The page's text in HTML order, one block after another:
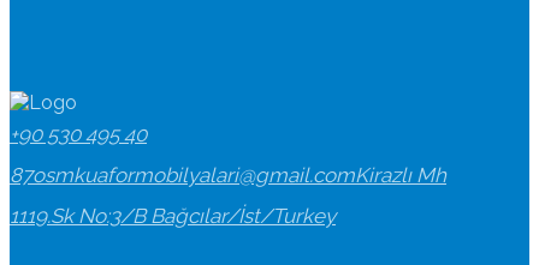
+90 530 495 40
87osmkuaformobilyalari@gmail.comKirazlı Mh
1119.Sk No:3/B Bağcılar/İst/Turkey